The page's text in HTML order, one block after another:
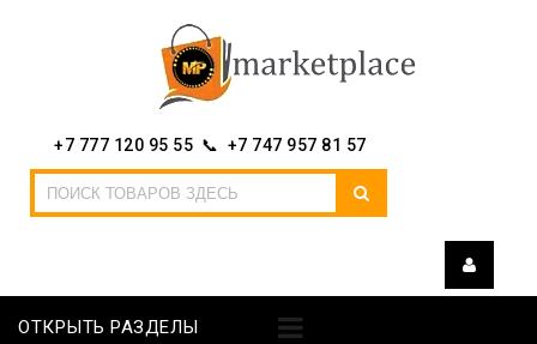
+7 777 120 95 55 📞 +7 747 957 81 57
ОТКРЫТЬ РАЗДЕЛЫ